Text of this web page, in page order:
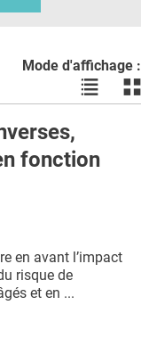
Mode d'affichage :
Voir
les
liste
les
fonction
en avant l’impact
risque de
et en ...